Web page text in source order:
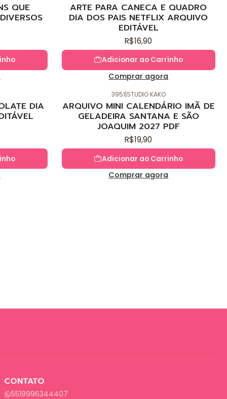
QUE
ARTE PARA CANECA E QUADRO
DIA DOS PAIS NETFLIX ARQUIVO
EDITÁVEL
R$16,90
Adicionar ao Carrinho
Comprar agora
DIA
3951|STUDIO KAKO
ARQUIVO MINI CALENDÁRIO IMÃ DE
GELADEIRA SANTANA E SÃO
JOAQUIM 2027 PDF
R$19,90
Adicionar ao Carrinho
Comprar agora
CONTATO
5519996344407